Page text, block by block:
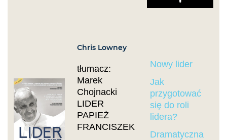
Chris Lowney
tłumacz:
Marek
Chojnacki
LIDER
PAPIEŻ
FRANCISZEK
Play
Nowy lider
Jak
przygotować
się do roli
lidera?
Dramatyczna